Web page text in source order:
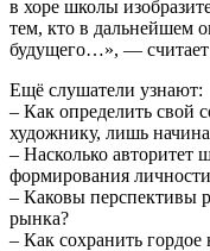
в хоре школы
тем, кто в дальнейшем
будущего…», — считает
Ещё слушатели узнают:
– Как определить свой
художнику, лишь
– Насколько авторитет
формирования
– Каковы перспективы
рынка?
– Как сохранить